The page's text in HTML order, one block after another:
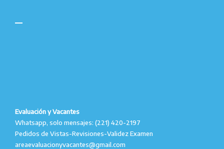
Evaluación y Vacantes
Whatsapp, solo mensajes: (221) 420-2197
Pedidos de Vistas-Revisiones-Validez Examen
areaevaluacionyvacantes@gmail.com